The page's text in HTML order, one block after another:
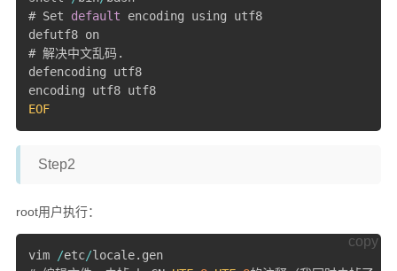
# Set default encoding using utf8
defutf8 on
# 解决中文乱码 .
defencoding utf8
encoding utf8 utf8
EOF
Step2
root用户执行：
copy
vim /etc/locale. gen